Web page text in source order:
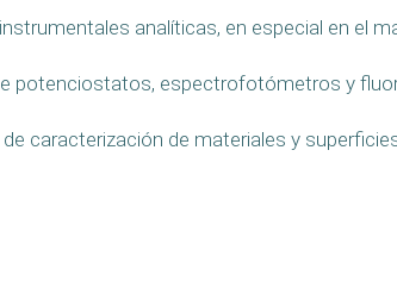
analíticas, en especial en el
potenciostatos, espectrofotómetros y
caracterización de materiales y